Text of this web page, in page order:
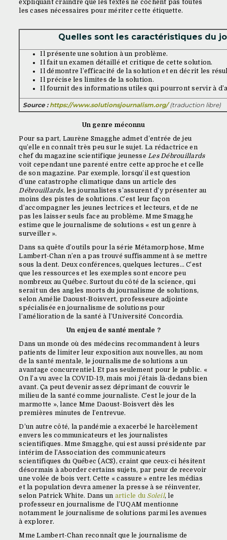
expliquant craindre que les textes ne cochent pas toutes
les cases nécessaires pour mériter cette étiquette.
Quelles sont les caractéristiques du
Il présente une solution à un problème.
Il fait un examen détaillé et critique de cette solution.
Il démontre l’efficacité de la solution et en décrit les
Il précise les limites de la solution.
Il fournit des informations utiles qui pourront servir à
Source : https://www.solutionsjournalism.org/ (traduction libre)
Un genre méconnu
Pour sa part, Laurène Smagghe admet d’entrée de jeu
qu’elle en connaît très peu sur le sujet. La rédactrice en
chef du magazine scientifique jeunesseLes Débrouillards
voit cependant une parenté entre cette approche et celle
de son magazine. Par exemple, lorsqu’il est question
d’une catastrophe climatique dans un article des
Débrouillards, les journalistes s’assurent d’y présenter au
moins des pistes de solutions. C’est leur façon
d’accompagner les jeunes lectrices et lecteurs, et de ne
pas les laisser seuls face au problème. Mme Smagghe
estime que le journalisme de solutions « est un genre à
surveiller ».
Dans sa quête d’outils pour la série Métamorphose, Mme
Lambert-Chan n’en a pas trouvé suffisamment à se mettre
sous la dent. Deux conférences, quelques lectures… C’est
que les ressources et les exemples sont encore peu
nombreux au Québec. Surtout du côté de la science, qui
serait un des angles morts du journalisme de solutions,
selon Amélie Daoust-Boisvert, professeure adjointe
spécialisée en journalisme de solutions pour
l’amélioration de la santé à l’Université Concordia.
Un enjeu de santé mentale ?
Dans un monde où des médecins recommandent à leurs
patients de limiter leur exposition aux nouvelles, au nom
de la santé mentale, le journalisme de solutions a un
avantage concurrentiel. Et pas seulement pour le public. «
On l’a vu avec la COVID-19, mais moi j’étais là-dedans bien
avant. Ça peut devenir assez déprimant de couvrir le
milieu de la santé comme journaliste. C’est le jour de la
marmotte », lance Mme Daoust-Boisvert dès les
premières minutes de l’entrevue.
D’un autre côté, la pandémie a exacerbé le harcèlement
envers les communicateurs et les journalistes
scientifiques. Mme Smagghe, qui est aussi présidente par
intérim de l’Association des communicateurs
scientifiques du Québec (ACS), craint que ceux-ci hésitent
désormais à aborder certains sujets, par peur de recevoir
une volée de bois vert. Cette « cassure » entre les médias
et la population devra amener la presse à se réinventer,
selon Patrick White. Dans un article du Soleil, le
professeur en journalisme de l’UQAM mentionne
notamment le journalisme de solutions parmi les avenues
à explorer.
Mme Lambert-Chan reconnaît que le journalisme de